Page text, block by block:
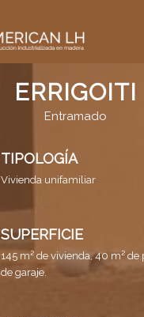
ERRIGOITI
Entramado
TIPOLOGÍA
Vivienda unifamiliar
SUPERFICIE
145 m² de vivienda, 40 m² de
de garaje.